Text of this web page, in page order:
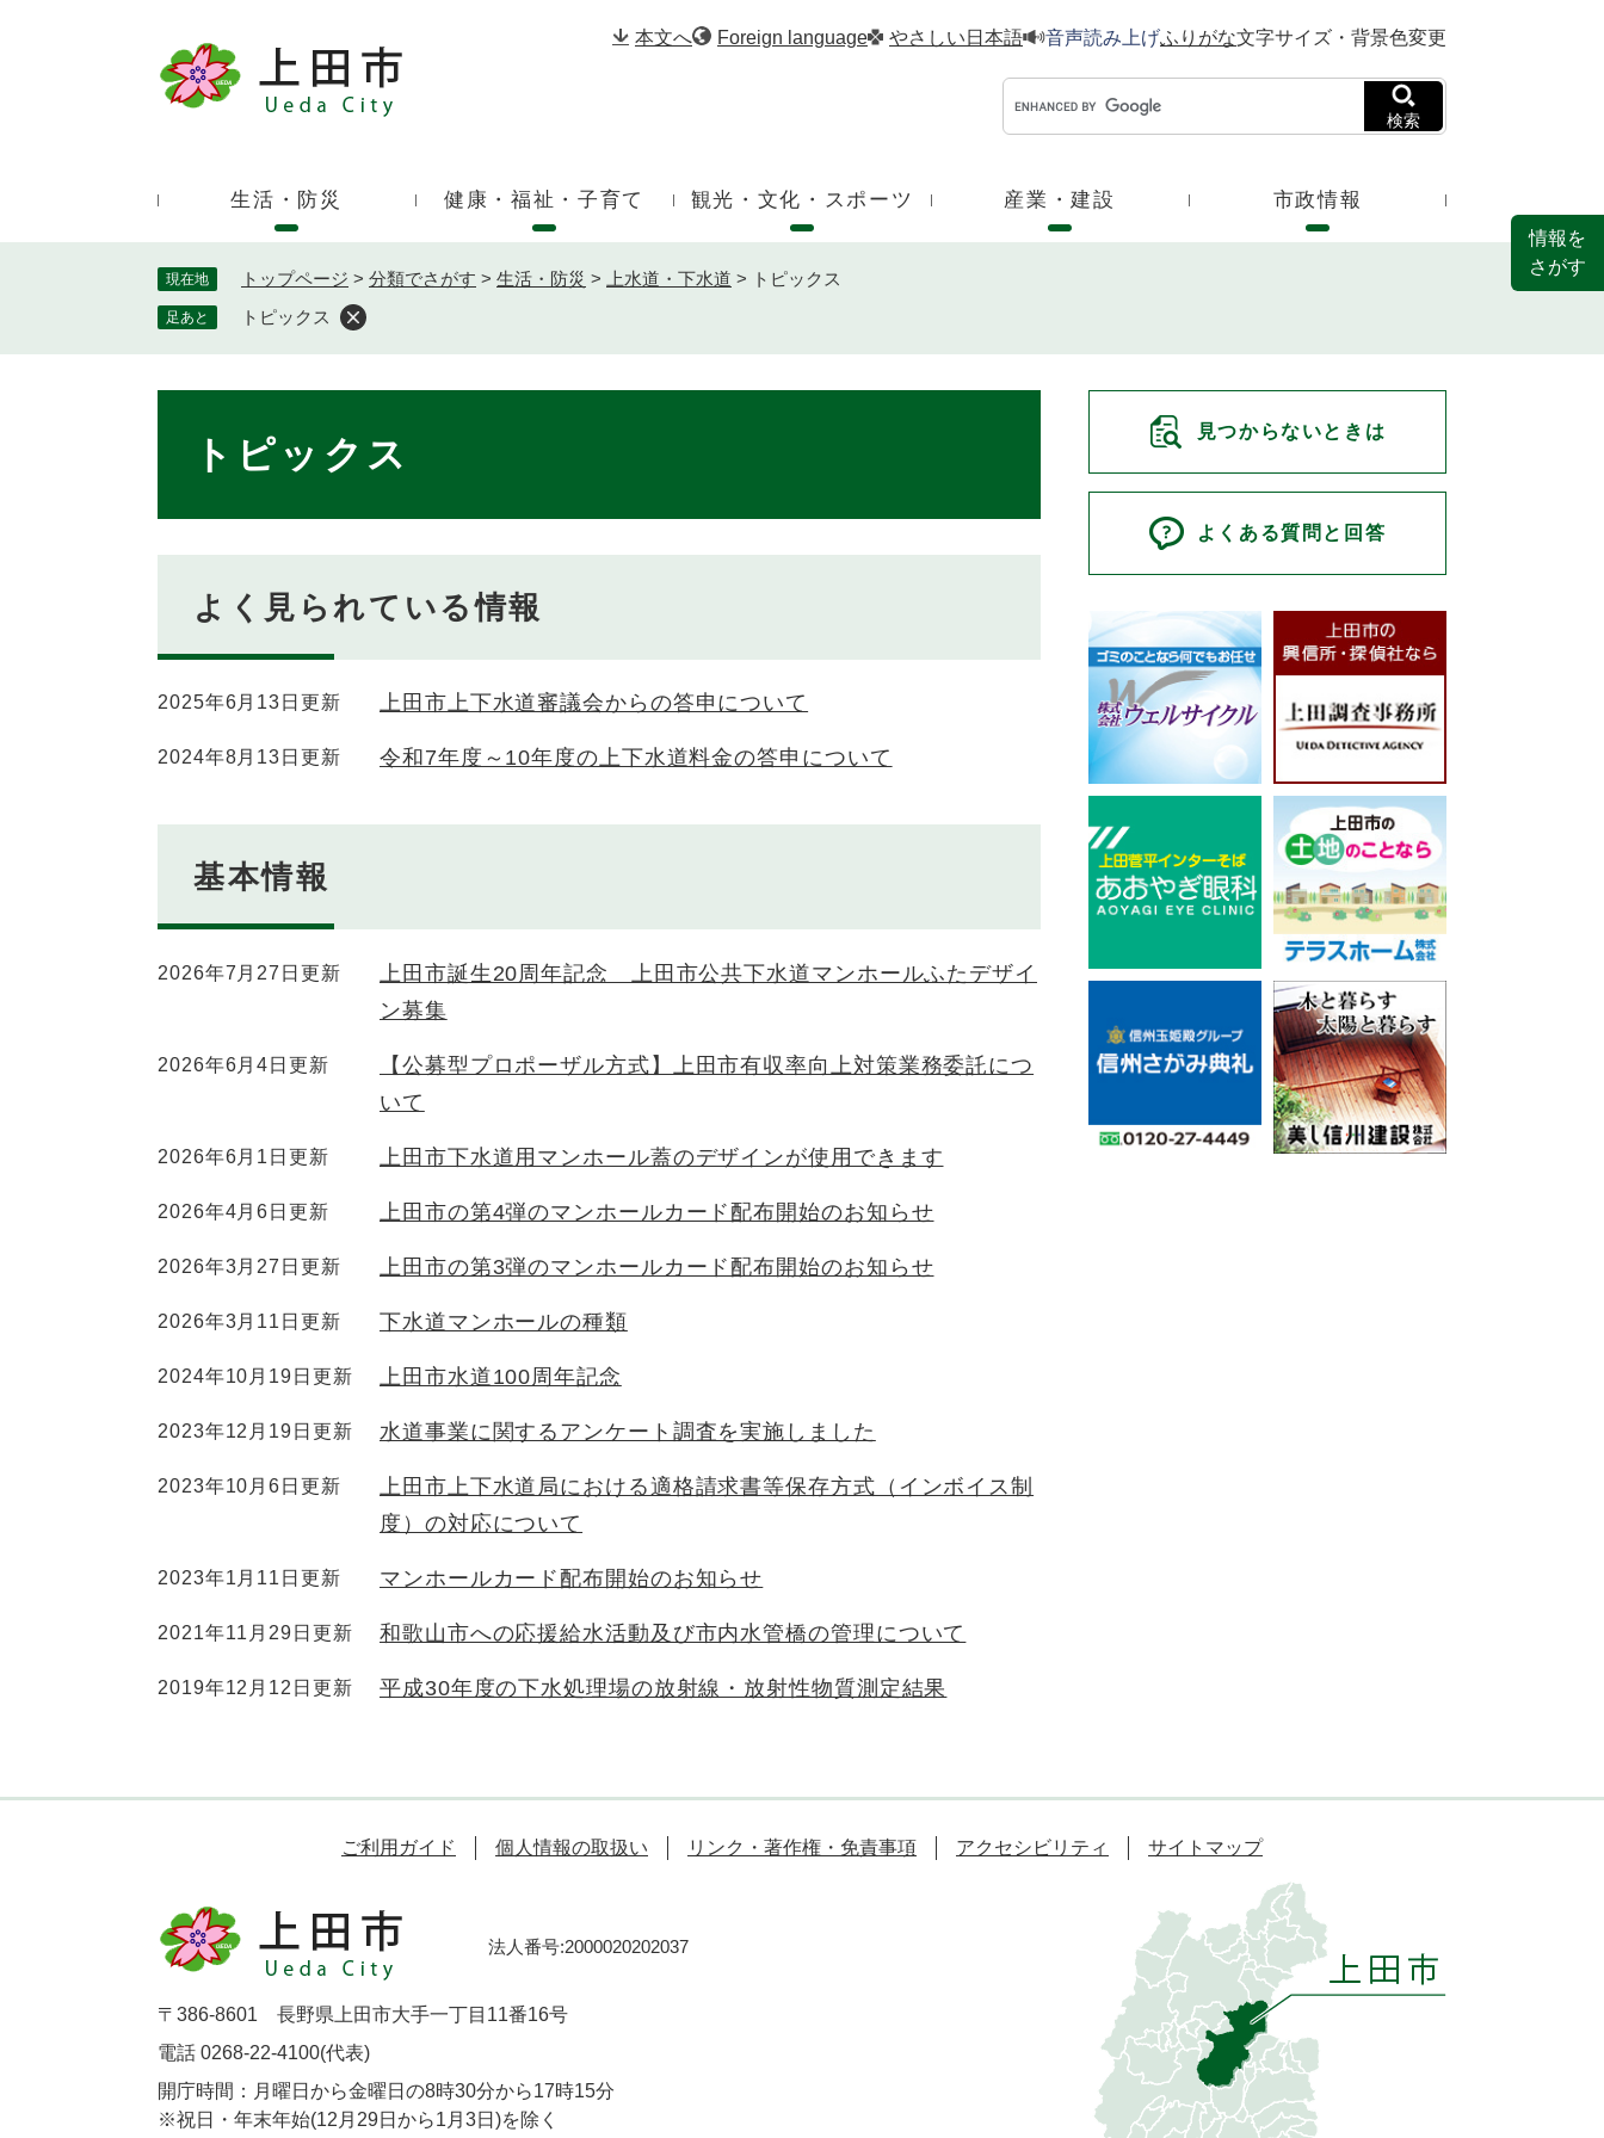
。
本文へ Foreign language やさしい日本語 音声読み上げふりがな文字サイズ・背景色変更
ド
検索
生活・防災 健康・福祉・子育て 観光・文化・スポーツ 産業・建設 市政情報
現在地 トップページ > 分類でさがす > 生活・防災 > 上水道・下水道 > トピックス
足あと トピックス
トピックス
よく見られている情報
2025年6月13日更新 上田市上下水道審議会からの答申について
2024年8月13日更新 令和7年度～10年度の上下水道料金の答申について
基本情報
2026年7月27日更新
上田市誕生20周年記念 上田市公共下水道マンホールふたデザイ
ン募集
2026年6月4日更新
【公募型プロポーザル方式】上田市有収率向上対策業務委託につ
いて
2026年6月1日更新 上田市下水道用マンホール蓋のデザインが使用できます
2026年4月6日更新 上田市の第4弾のマンホールカード配布開始のお知らせ
2026年3月27日更新 上田市の第3弾のマンホールカード配布開始のお知らせ
2026年3月11日更新 下水道マンホールの種類
2024年10月19日更新 上田市水道100周年記念
2023年12月19日更新 水道事業に関するアンケート調査を実施しました
2023年10月6日更新
上田市上下水道局における適格請求書等保存方式（インボイス制
度）の対応について
2023年1月11日更新 マンホールカード配布開始のお知らせ
2021年11月29日更新 和歌山市への応援給水活動及び市内水管橋の管理について
2019年12月12日更新 平成30年度の下水処理場の放射線・放射性物質測定結果
見つからないときは
よくある質問と回答
情報を
さがす
ご利用ガイド 個人情報の取扱い リンク・著作権・免責事項 アクセシビリティ サイトマップ
法人番号:2000020202037
〒386-8601 長野県上田市大手一丁目11番16号
電話 0268-22-4100(代表)
開庁時間：月曜日から金曜日の8時30分から17時15分
※祝日・年末年始(12月29日から1月3日)を除く